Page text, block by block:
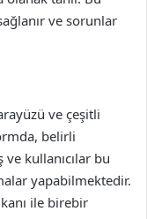
ve sorunlar
ve çeşitli
belirli
kullanıcılar bu
yapabilmektedir.
ile birebir